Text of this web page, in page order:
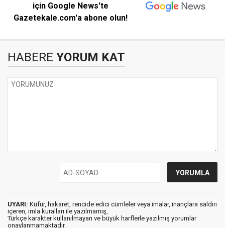
için Google News'te
Gazetekale.com'a abone olun!
HABERE YORUM KAT
UYARI: Küfür, hakaret, rencide edici cümleler veya imalar, inançlara saldırı
içeren, imla kuralları ile yazılmamış,
Türkçe karakter kullanılmayan ve büyük harflerle yazılmış yorumlar
onaylanmamaktadır.